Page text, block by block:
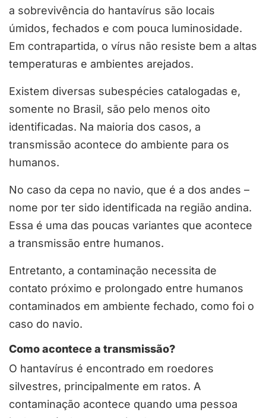
a sobrevivência do hantavírus são locais
úmidos, fechados e com pouca luminosidade.
Em contrapartida, o vírus não resiste bem a altas
temperaturas e ambientes arejados.
Existem diversas subespécies catalogadas e,
somente no Brasil, são pelo menos oito
identificadas. Na maioria dos casos, a
transmissão acontece do ambiente para os
humanos.
No caso da cepa no navio, que é a dos andes –
nome por ter sido identificada na região andina.
Essa é uma das poucas variantes que acontece
a transmissão entre humanos.
Entretanto, a contaminação necessita de
contato próximo e prolongado entre humanos
contaminados em ambiente fechado, como foi o
caso do navio.
Como acontece a transmissão?
O hantavírus é encontrado em roedores
silvestres, principalmente em ratos. A
contaminação acontece quando uma pessoa